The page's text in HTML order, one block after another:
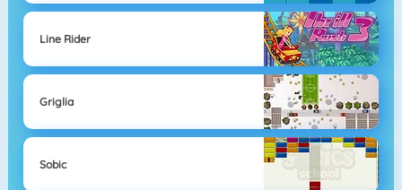
Line Rider
Griglia
Sobic